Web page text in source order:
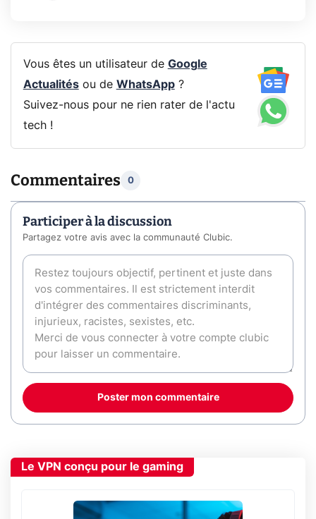
Vous êtes un utilisateur de Google
Actualitésou de WhatsApp?
Suivez-nous pour ne rien rater de l'actu
tech !
Commentaires 0
Participer à la discussion
Partagez votre avis avec la communauté Clubic.
Poster mon commentaire
Le VPN conçu pour le gaming